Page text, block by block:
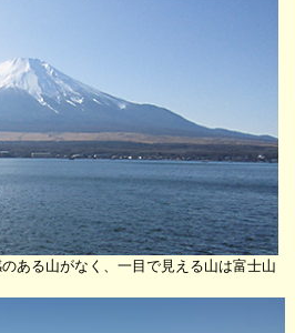
ある山がなく、一目で見える山は富士山